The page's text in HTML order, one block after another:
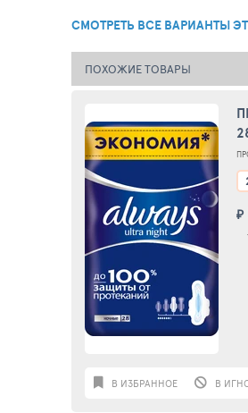
СМОТРЕТЬ ВСЕ ВАРИАНТЫ
ПОХОЖИЕ ТОВАРЫ
₽
В ИЗБРАННОЕ В